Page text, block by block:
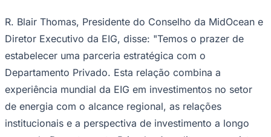
La Liga
Bundesliga
Mundial 2026
Times - Ir direto
R. Blair Thomas, Presidente do Conselho da MidOcean e
Diretor Executivo da EIG, disse: "Temos o prazer de
estabelecer uma parceria estratégica com o
Departamento Privado. Esta relação combina a
experiência mundial da EIG em investimentos no setor
de energia com o alcance regional, as relações
institucionais e a perspectiva de investimento a longo